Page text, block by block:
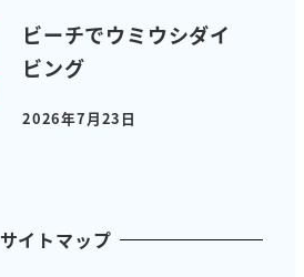
ビーチでウミウシダイ
ビング
投稿日
2026年7月23日
サイトマップ